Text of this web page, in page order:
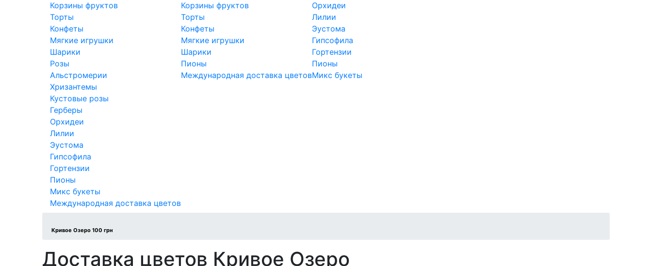
Корзины фруктов
Торты
Конфеты
Мягкие игрушки
Шарики
Розы
Альстромерии
Хризантемы
Кустовые розы
Герберы
Орхидеи
Лилии
Эустома
Гипсофила
Гортензии
Пионы
Микс букеты
Международная доставка цветов
Корзины фруктов
Торты
Конфеты
Мягкие игрушки
Шарики
Пионы
Международная доставка цветов
Орхидеи
Лилии
Эустома
Гипсофила
Гортензии
Пионы
Микс букеты
Кривое Озеро 100 грн
Доставка цветов Кривое Озеро